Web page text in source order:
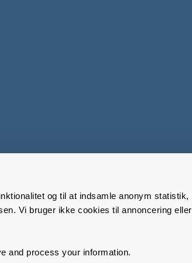
og til at indsamle anonym statistik,
Vi bruger ikke cookies til annoncering eller
and process your information.